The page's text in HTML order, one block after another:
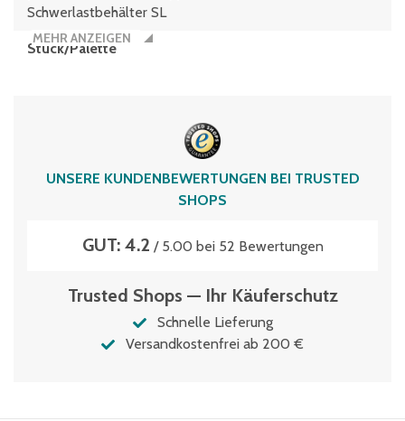
Schwerlastbehälter SL
Stück/Palette
145 Liter
auf Anfrage
MEHR ANZEIGEN
UNSERE KUNDENBEWERTUNGEN BEI TRUSTED
SHOPS
GUT: 4.2 / 5.00 bei 52 Bewertungen
Trusted Shops — Ihr Käuferschutz
Schnelle Lieferung
Versandkostenfrei ab 200 €